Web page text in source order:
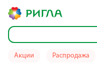
Акции Распродажа